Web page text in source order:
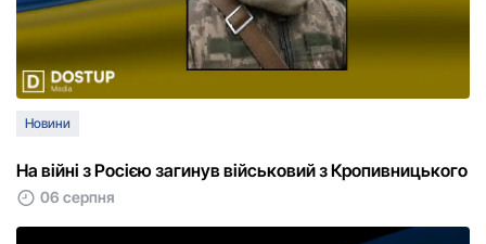
Новини
На війні з Росією загинув військовий з Кропивницького
06 серпня